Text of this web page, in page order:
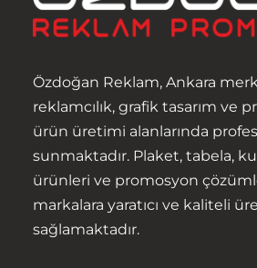
Özdoğan Reklam, Ankara
reklamcılık, grafik tasarım ve
ürün üretimi alanlarında
sunmaktadır. Plaket, tabela,
ürünleri ve promosyon
markalara yaratıcı ve kaliteli
sağlamaktadır.